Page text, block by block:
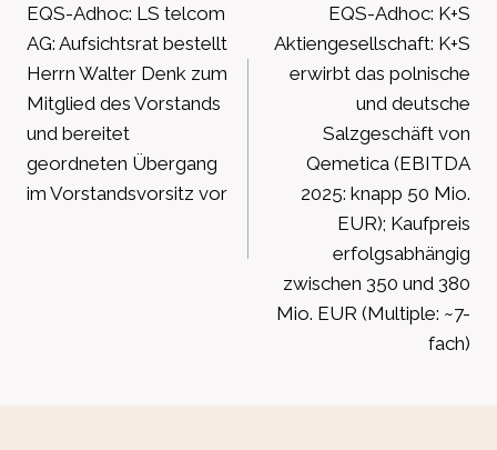
EQS-Adhoc: LS telcom
AG: Aufsichtsrat bestellt
Herrn Walter Denk zum
Mitglied des Vorstands
und bereitet
geordneten Übergang
im Vorstandsvorsitz vor
EQS-Adhoc: K+S
Aktiengesellschaft: K+S
erwirbt das polnische
und deutsche
Salzgeschäft von
Qemetica (EBITDA
2025: knapp 50 Mio.
EUR); Kaufpreis
erfolgsabhängig
zwischen 350 und 380
Mio. EUR (Multiple: ~7-
fach)